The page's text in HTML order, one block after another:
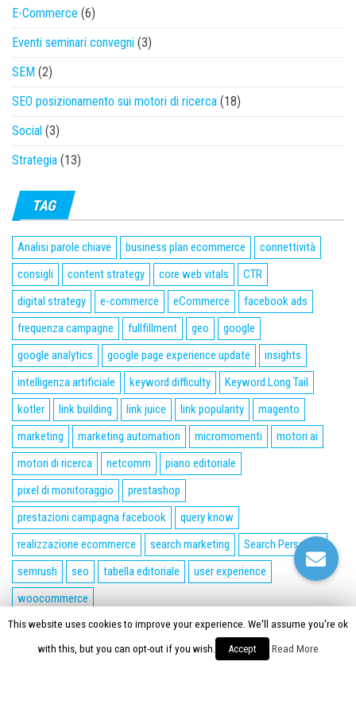
E-Commerce (6)
Eventi seminari convegni (3)
SEM (2)
SEO posizionamento sui motori di ricerca (18)
Social (3)
Strategia (13)
TAG
Analisi parole chiave business plan ecommerce
connettività
consigli
content strategy core web vitals
CTR
digital strategy
e-commerce eCommerce
facebook ads
frequenza campagne
fullfillment geo
google
google analytics
google page experience update
insights
intelligenza artificiale
keyword difficulty
Keyword Long Tail
kotler
link building link juice link popularity
magento
marketing
marketing automation micromomenti
motori ai
motori di ricerca
netcomm
piano editoriale
pixel di monitoraggio
prestashop
prestazioni campagna facebook
query know
realizzazione ecommerce
search marketing
Search Personas
semrush
seo tabella editoriale
user experience
woocommerce
Proudly powered byWordPress |Tema:Envo Magazine
This website uses cookies to improve your experience. We'll assume you're ok
with this, but you can opt-out if you wish. Accept Read More